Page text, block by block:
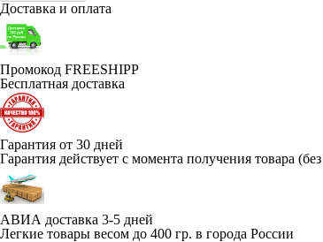
Доставка и оплата
Промокод FREESHIPP
Бесплатная доставка
Гарантия от 30 дней
Гарантия действует с момента получения товара
АВИА доставка 3-5 дней
Легкие товары весом до 400 гр. в города России